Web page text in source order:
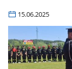
15.06.2025